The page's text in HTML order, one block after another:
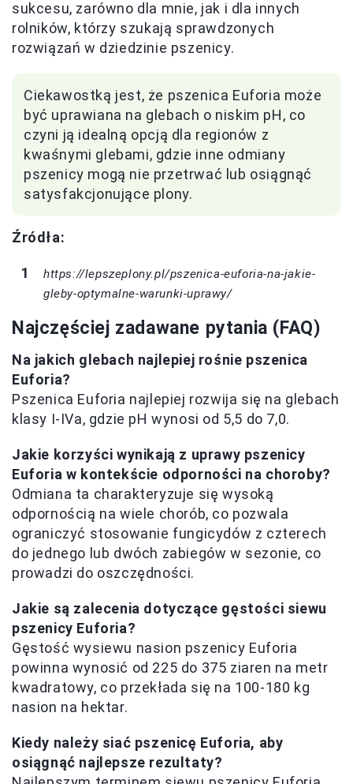
sukcesu, zarówno dla mnie, jak i dla innych
rolników, którzy szukają sprawdzonych
rozwiązań w dziedzinie pszenicy.
Ciekawostką jest, że pszenica Euforia może
być uprawiana na glebach o niskim pH, co
czyni ją idealną opcją dla regionów z
kwaśnymi glebami, gdzie inne odmiany
pszenicy mogą nie przetrwać lub osiągnąć
satysfakcjonujące plony.
Źródła:
https://lepszeplony.pl/pszenica-euforia-na-jakie-
gleby-optymalne-warunki-uprawy/
Najczęściej zadawane pytania (FAQ)
Na jakich glebach najlepiej rośnie pszenica
Euforia?
Pszenica Euforia najlepiej rozwija się na glebach
klasy I-IVa, gdzie pH wynosi od 5,5 do 7,0.
Jakie korzyści wynikają z uprawy pszenicy
Euforia w kontekście odporności na choroby?
Odmiana ta charakteryzuje się wysoką
odpornością na wiele chorób, co pozwala
ograniczyć stosowanie fungicydów z czterech
do jednego lub dwóch zabiegów w sezonie, co
prowadzi do oszczędności.
Jakie są zalecenia dotyczące gęstości siewu
pszenicy Euforia?
Gęstość wysiewu nasion pszenicy Euforia
powinna wynosić od 225 do 375 ziaren na metr
kwadratowy, co przekłada się na 100-180 kg
nasion na hektar.
Kiedy należy siać pszenicę Euforia, aby
osiągnąć najlepsze rezultaty?